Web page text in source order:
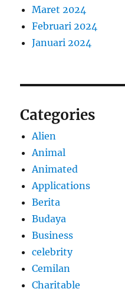
Maret 2024
Februari 2024
Januari 2024
Categories
Alien
Animal
Animated
Applications
Berita
Budaya
Business
celebrity
Cemilan
Charitable